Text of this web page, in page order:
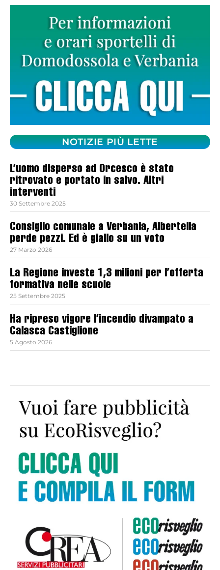
NOTIZIE PIÙ LETTE
L’uomo disperso ad Orcesco è stato
ritrovato e portato in salvo. Altri
interventi
30 Settembre 2025
Consiglio comunale a Verbania, Albertella
perde pezzi. Ed è giallo su un voto
27 Marzo 2026
La Regione investe 1,3 milioni per l’offerta
formativa nelle scuole
25 Settembre 2025
Ha ripreso vigore l’incendio divampato a
Calasca Castiglione
5 Agosto 2026